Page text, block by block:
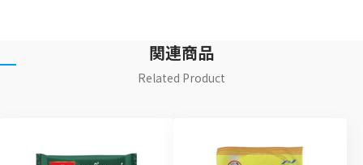
関連商品
Related Product